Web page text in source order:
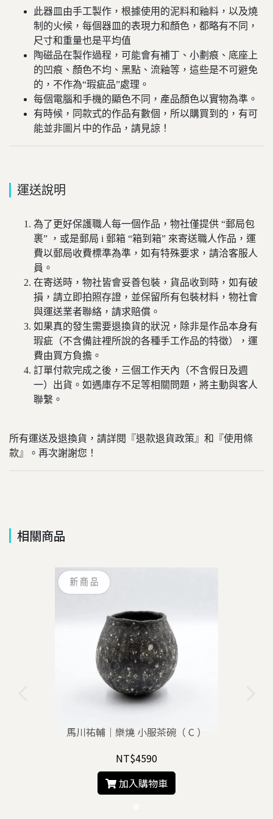
此器皿由手工製作，根據使用的泥料和釉料，以及燒
制的火候，每個器皿的表現力和顏色，都略有不同，
尺寸和重量也是平均值
陶磁品在製作過程，可能會有補丁、小劃痕、底座上
的凹痕、顏色不均、黑點、流釉等，這些是不可避免
的，不作為“瑕疵品”處理。
每個電腦和手機的顯色不同，產品顏色以實物為準。
有時候，同款式的作品有數個，所以購買到的，有可
能並非圖片中的作品，請見諒！
運送說明
為了更好保護職人每一個作品，物社僅提供 “郵局包
裹” ，或是郵局 i 郵箱 “箱到箱” 來寄送職人作品，運
費以郵局收費標準為準，如有特殊要求，請洽客服人
員。
在寄送時，物社皆會妥善包裝，貨品收到時，如有破
損，請立即拍照存證，並保留所有包裝材料，物社會
與運送業者聯絡，請求賠償。
如果真的發生需要退換貨的狀況，除非是作品本身有
瑕疵（不含備註裡所說的各種手工作品的特徵），運
費由買方負擔。
訂單付款完成之後，三個工作天內（不含假日及週
一）出貨。如遇庫存不足等相關問題，將主動與客人
聯繫。
所有運送及退換貨，請詳閱『退款退貨政策』和『使用條
款』。再次謝謝您！
相關商品
馬川祐輔｜樂燒 小服茶碗（ C ）
NT$4590
加入購物車